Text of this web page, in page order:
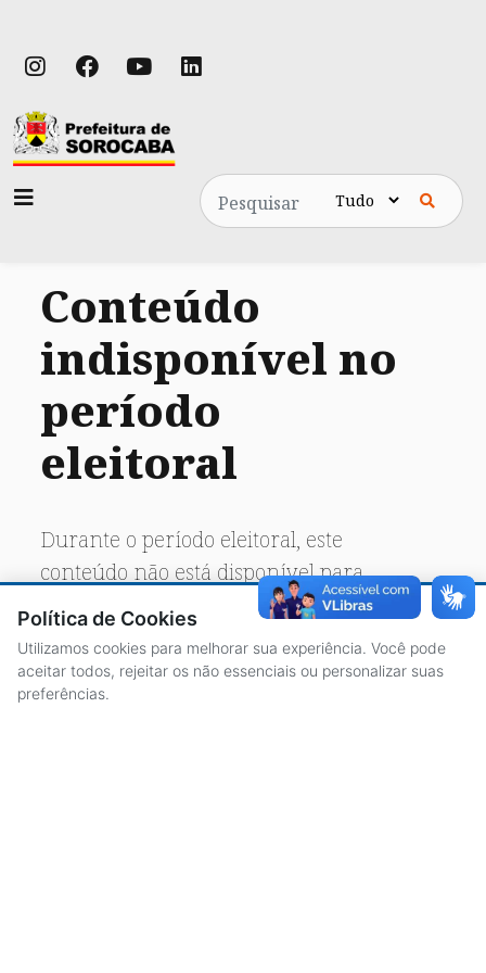
Pesquisa
Conteúdo
indisponível no
período
eleitoral
Durante o período eleitoral, este
conteúdo não está disponível para
acesso público.
Política de Cookies
Utilizamos cookies para melhorar sua experiência. Você pode
aceitar todos, rejeitar os não essenciais ou personalizar suas
preferências.